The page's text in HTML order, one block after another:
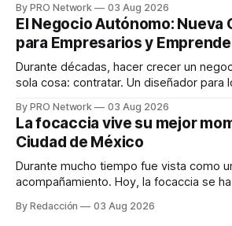
INTERIUS, el problema suele estar en otro
una entrevista para el podcast SER PRO,
marketing digital explicó que
By PRO Network 03 Aug 2026
El Negocio Autónomo: Nueva
para Empresarios y
Durante décadas, hacer crecer un
sola cosa: contratar. Un diseñador para
para los textos, alguien que supiera de
para encontrar prospectos, un
llamadas y mensajes, y —con suerte—
By PRO Network 03 Aug 2026
La focaccia vive su mejor
Ciudad de México
Durante mucho tiempo fue vista como
acompañamiento. Hoy, la focaccia se
artesanal, ingredientes de calidad y
By Redacción 03 Aug 2026